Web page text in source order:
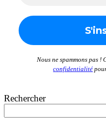
Nous ne spammons pas !
confidentialité
Rechercher